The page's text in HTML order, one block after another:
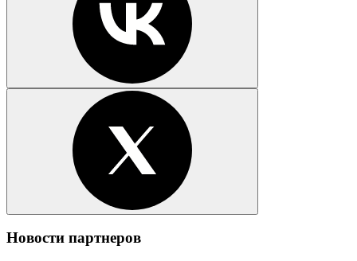
Новости партнеров